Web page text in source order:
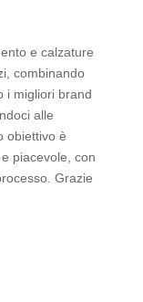
e calzature
combinando
i migliori brand
alle
obiettivo è
piacevole, con
Grazie